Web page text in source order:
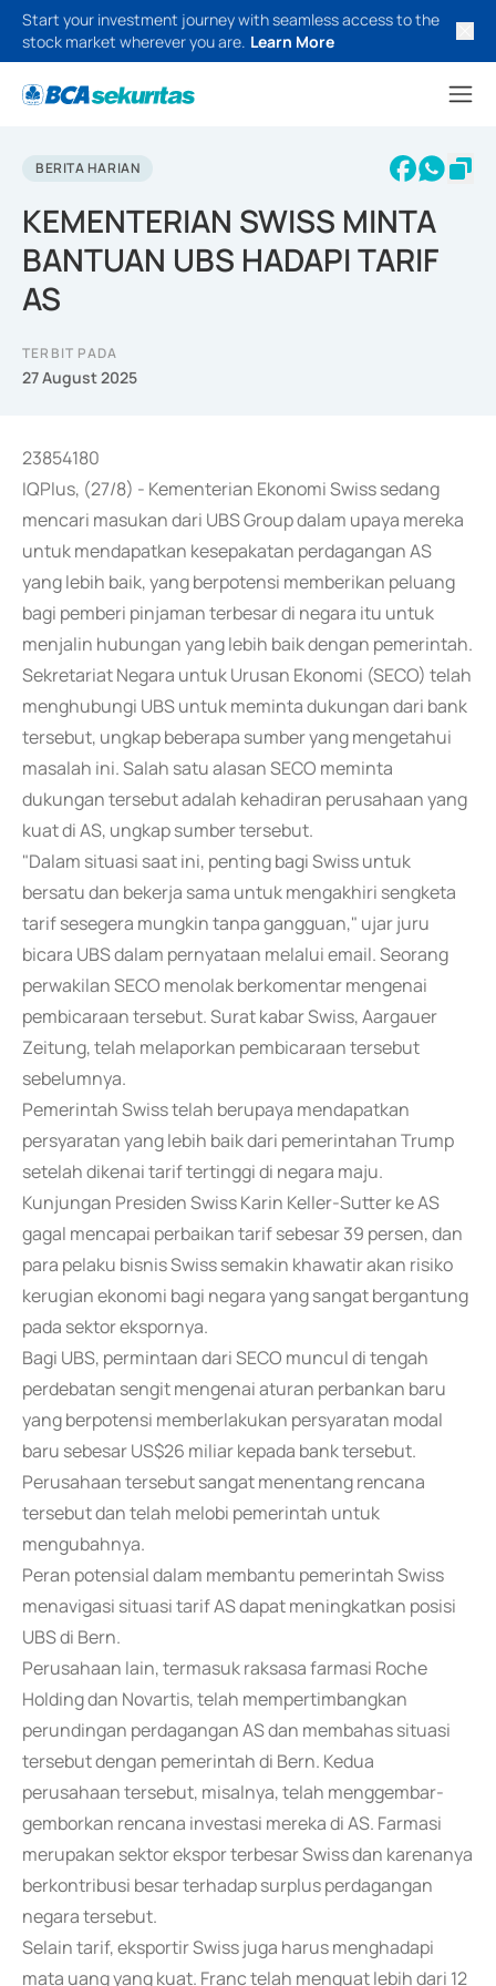
Start your investment journey with seamless access to the
stock market wherever you are. Learn More
BERITA HARIAN
KEMENTERIAN SWISS MINTA
BANTUAN UBS HADAPI TARIF
AS
TERBIT PADA
27 August 2025
23854180
IQPlus, (27/8) - Kementerian Ekonomi Swiss sedang
mencari masukan dari UBS Group dalam upaya mereka
untuk mendapatkan kesepakatan perdagangan AS
yang lebih baik, yang berpotensi memberikan peluang
bagi pemberi pinjaman terbesar di negara itu untuk
menjalin hubungan yang lebih baik dengan pemerintah.
Sekretariat Negara untuk Urusan Ekonomi (SECO) telah
menghubungi UBS untuk meminta dukungan dari bank
tersebut, ungkap beberapa sumber yang mengetahui
masalah ini. Salah satu alasan SECO meminta
dukungan tersebut adalah kehadiran perusahaan yang
kuat di AS, ungkap sumber tersebut.
"Dalam situasi saat ini, penting bagi Swiss untuk
bersatu dan bekerja sama untuk mengakhiri sengketa
tarif sesegera mungkin tanpa gangguan," ujar juru
bicara UBS dalam pernyataan melalui email. Seorang
perwakilan SECO menolak berkomentar mengenai
pembicaraan tersebut. Surat kabar Swiss, Aargauer
Zeitung, telah melaporkan pembicaraan tersebut
sebelumnya.
Pemerintah Swiss telah berupaya mendapatkan
persyaratan yang lebih baik dari pemerintahan Trump
setelah dikenai tarif tertinggi di negara maju.
Kunjungan Presiden Swiss Karin Keller-Sutter ke AS
gagal mencapai perbaikan tarif sebesar 39 persen, dan
para pelaku bisnis Swiss semakin khawatir akan risiko
kerugian ekonomi bagi negara yang sangat bergantung
pada sektor ekspornya.
Bagi UBS, permintaan dari SECO muncul di tengah
perdebatan sengit mengenai aturan perbankan baru
yang berpotensi memberlakukan persyaratan modal
baru sebesar US$26 miliar kepada bank tersebut.
Perusahaan tersebut sangat menentang rencana
tersebut dan telah melobi pemerintah untuk
mengubahnya.
Peran potensial dalam membantu pemerintah Swiss
menavigasi situasi tarif AS dapat meningkatkan posisi
UBS di Bern.
Perusahaan lain, termasuk raksasa farmasi Roche
Holding dan Novartis, telah mempertimbangkan
perundingan perdagangan AS dan membahas situasi
tersebut dengan pemerintah di Bern. Kedua
perusahaan tersebut, misalnya, telah menggembar-
gemborkan rencana investasi mereka di AS. Farmasi
merupakan sektor ekspor terbesar Swiss dan karenanya
berkontribusi besar terhadap surplus perdagangan
negara tersebut.
Selain tarif, eksportir Swiss juga harus menghadapi
mata uang yang kuat. Franc telah menguat lebih dari 12